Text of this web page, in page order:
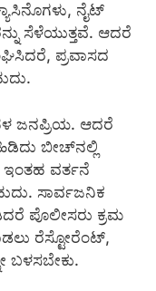
ನೈಟ್
ಸೆಳೆಯುತ್ತವೆ. ಆದರೆ
ಪ್ರವಾಸದ
ಜನಪ್ರಿಯ. ಆದರೆ
ಬೀಚ್‌ನಲ್ಲಿ
ಇಂತಹ ವರ್ತನೆ
ಸಾರ್ವಜನಿಕ
ಪೊಲೀಸರು ಕ್ರಮ
ರೆಸ್ಟೋರೆಂಟ್,
ಬಳಸಬೇಕು.